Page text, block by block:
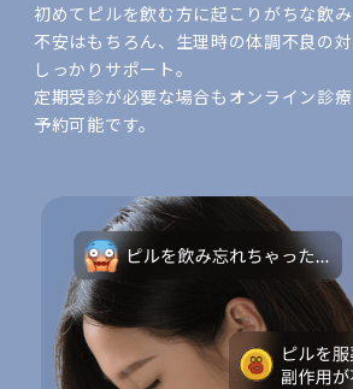
初めて​ピルを​飲む方に​起こりがちな​飲
不安は​もちろん、​生理時の​体調不良の​
しっかり​サポート。
定期受診が​必要な​場合も​オンライン診
予約可能です。​